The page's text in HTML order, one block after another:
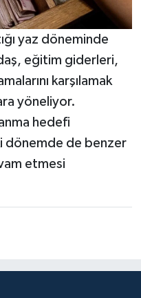
yaz döneminde
eğitim giderleri,
karşılamak
yöneliyor.
hedefi
dönemde de benzer
etmesi